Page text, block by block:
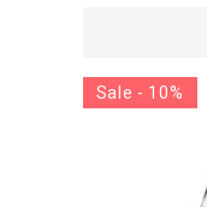
Sale - 10%